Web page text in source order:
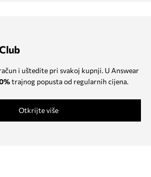
i uštedite pri svakoj kupnji. U Answear
trajnog popusta od regularnih cijena.
Otkrijte više